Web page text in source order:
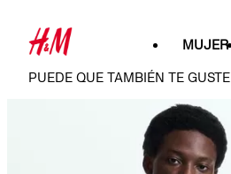
MUJER
PUEDE QUE TAMBIÉN TE GUSTE